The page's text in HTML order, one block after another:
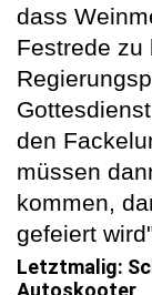
dass
Festrede zu
den
müssen
kommen,
gefeiert
Letztmalig:
Autoskooter